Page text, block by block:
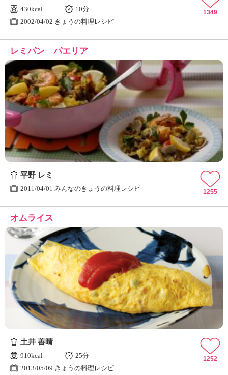
430kcal
10分
2002/04/02 きょうの料理レシピ
1349
レミパン パエリア
平野 レミ
2011/04/01 みんなのきょうの料理レシピ 1255
オムライス
土井 善晴
910kcal
25分
2013/05/09 きょうの料理レシピ
1252